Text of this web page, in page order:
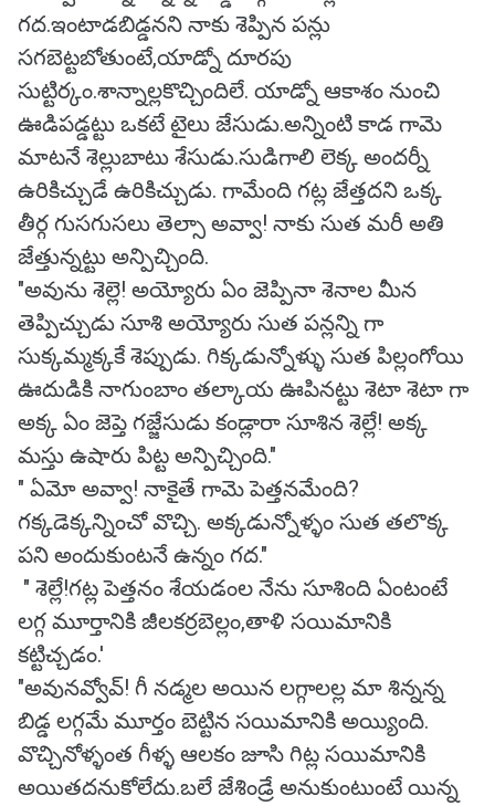
గద.ఇంటాడబిడ్డనని నాకు శెప్పిన పన్లు
సగబెట్టబోతుంటే,యాడ్నో దూరపు
సుట్టిర్కం.శాన్నాల్లకొచ్చిందిలే. యాడ్నో ఆకాశం నుంచి
ఊడిపడ్డట్టు ఒకటే టైలు జేసుడు.అన్నింటి కాడ గామె
మాటనే శెల్లుబాటు శేసుడు.సుడిగాలి లెక్క అందర్నీ
ఉరికిచ్చుడే ఉరికిచ్చుడు. గామేంది గట్ల జేత్తదని ఒక్క
తీర్గ గుసగుసలు తెల్సా అవ్వా! నాకు సుత మరీ అతి
జేత్తున్నట్టు అన్పిచ్చింది.
"అవును శెల్లె! అయ్యోరు ఏం జెప్పినా శెనాల మీన
తెప్పిచ్చుడు సూశి అయ్యోరు సుత పన్లన్ని గా
సుక్కమ్మక్కకే శెప్పుడు. గిక్కడున్నోళ్ళు సుత పిల్లంగోయి
ఊదుడికి నాగుంబాం తల్కాయ ఊపినట్టు శెటా శెటా గా
అక్క ఏం జెప్తె గజ్జేసుడు కండ్లారా సూశిన శెల్లే! అక్క
మస్తు ఉషారు పిట్ట అన్పిచ్చింది."
" ఏమో అవ్వా! నాకైతే గామె పెత్తనమేంది?
గక్కడెక్కన్నించో వొచ్చి. అక్కడున్నోళ్ళం సుత తలొక్క
పని అందుకుంటనే ఉన్నం గద."
" శెల్లే!గట్ల పెత్తనం శేయడంల నేను సూశింది ఏంటంటే
లగ్గ మూర్తానికి జీలకర్రబెల్లం,తాళి సయిమానికి
కట్టిచ్చడం.'
"అవునవ్వోవ్! గీ నడ్మల అయిన లగ్గాలల్ల మా శిన్నన్న
బిడ్డ లగ్గమే మూర్తం బెట్టిన సయిమానికి అయ్యింది.
వొచ్చినోళ్ళంత గీళ్ళ ఆలకం జూసి గిట్ల సయిమానికి
అయితదనుకోలేదు.బలే జేశిండ్రే అనుకుంటుంటే యిన్న